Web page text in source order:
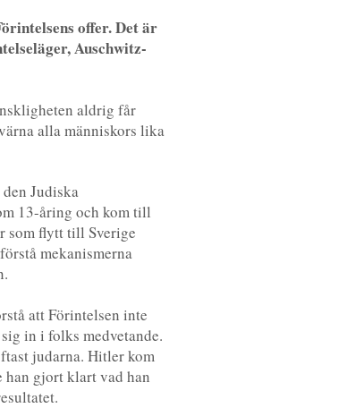
offer. Det är
Auschwitz-
aldrig får
alla människors lika
Judiska
13-åring och kom till
som flytt till Sverige
mekanismerna
att Förintelsen inte
in i folks medvetande.
judarna. Hitler kom
gjort klart vad han